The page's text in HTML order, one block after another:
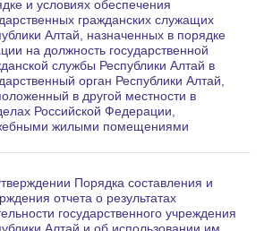
и условиях обеспечения
гражданских служащих
Алтай, назначенных в порядке
на должность государственной
службы Республики Алтай в
орган Республики Алтай,
в другой местности в
Российской Федерации,
жилыми помещениями
Порядка составления и
отчета о результатах
государственного учреждения